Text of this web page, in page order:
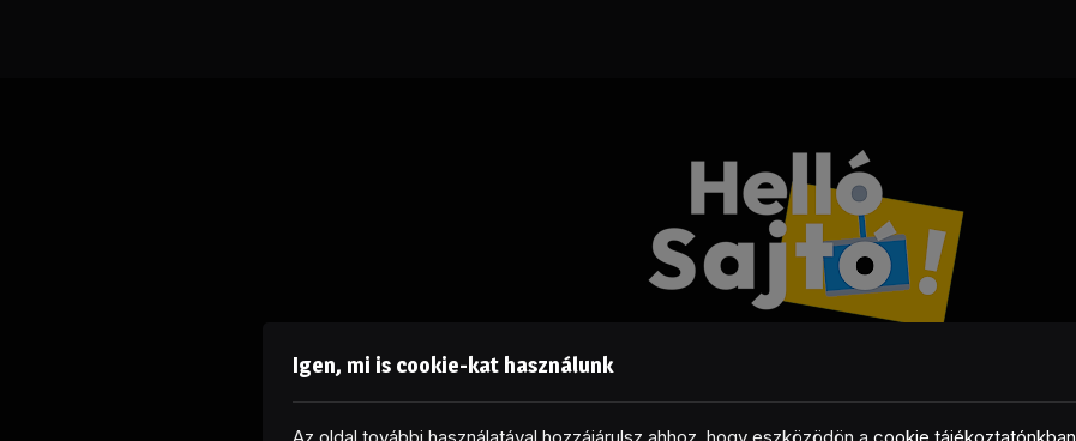
FacebookLinkedInX
RSS
Igen, mi is cookie-kat használunk